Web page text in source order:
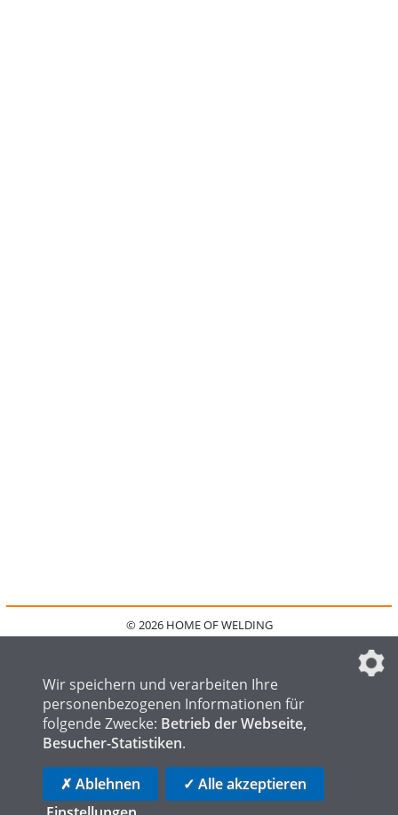
© 2026 HOME OF WELDING
IMPRESSUM
FAQ
DATENSCHUTZEINSTELLUNGEN
HOME OF LOGISTICS
Wir speichern und verarbeiten Ihre
personenbezogenen Informationen für
folgende Zwecke: Betrieb der Webseite,
Besucher-Statistiken.
✗ Ablehnen
✓ Alle akzeptieren